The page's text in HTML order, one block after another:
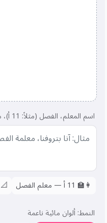
اسم المعلم، الفصل (مثلاً: 11 أ)، ما يجب ذكره — المادة المفضلة، ذكرى مشتركة
👩‍🏫 11 أ — معلم الفصل 📐
النمط:ألوان مائية ناعمة